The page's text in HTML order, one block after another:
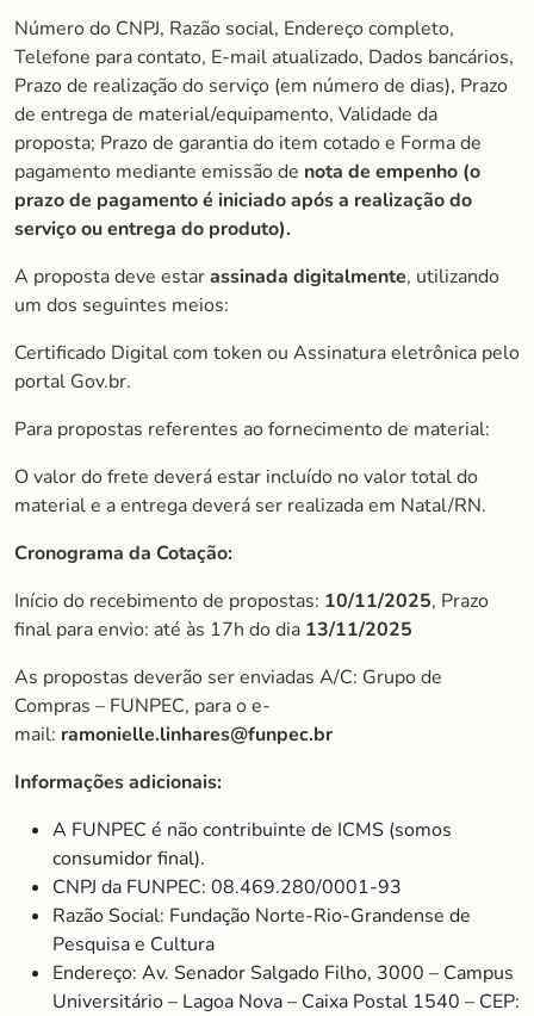
Número do CNPJ, Razão social, Endereço completo,
Telefone para contato, E-mail atualizado, Dados bancários,
Prazo de realização do serviço (em número de dias), Prazo
de entrega de material/equipamento, Validade da
proposta; Prazo de garantia do item cotado e Forma de
pagamento mediante emissão de nota de empenho (o
prazo de pagamento é iniciado após a realização do
serviço ou entrega do produto).
A proposta deve estarassinada digitalmente, utilizando
um dos seguintes meios:
Certificado Digital com token ou Assinatura eletrônica pelo
portal Gov.br.
Para propostas referentes ao fornecimento de material:
O valor do frete deverá estar incluído no valor total do
material e a entrega deverá ser realizada em Natal/RN.
Cronograma da Cotação:
Início do recebimento de propostas: 10/11/2025, Prazo
final para envio: até às 17h do dia 13/11/2025
As propostas deverão ser enviadas A/C: Grupo de
Compras – FUNPEC, para o e-
mail: ramonielle.linhares@funpec.br
Informações adicionais:
A FUNPEC é não contribuinte de ICMS (somos
consumidor final).
CNPJ da FUNPEC: 08.469.280/0001-93
Razão Social: Fundação Norte-Rio-Grandense de
Pesquisa e Cultura
Endereço: Av. Senador Salgado Filho, 3000 – Campus
Universitário – Lagoa Nova – Caixa Postal 1540 – CEP: